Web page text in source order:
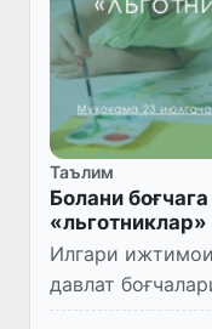
Таълим
Болани
Илгари
давлат
қатор имтиёзи